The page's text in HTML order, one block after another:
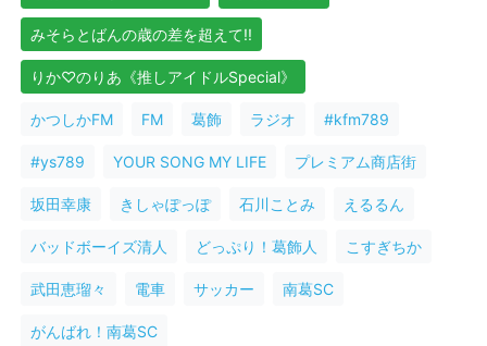
みそらとばんの歳の差を超えて!!
りか♡のりあ《推しアイドルSpecial》
かつしかFM FM 葛飾 ラジオ #kfm789
#ys789 YOUR SONG MY LIFE プレミアム商店街
坂田幸康 きしゃぽっぽ 石川ことみ えるるん
バッドボーイズ清人 どっぷり！葛飾人 こすぎちか
武田恵瑠々 電車 サッカー 南葛SC
がんばれ！南葛SC